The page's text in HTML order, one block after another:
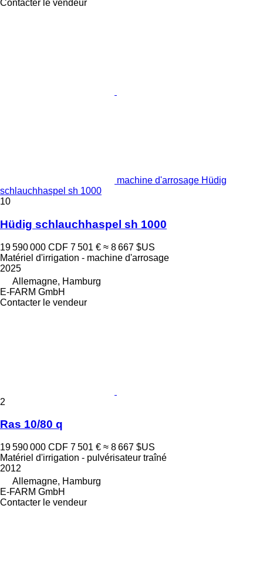
Contacter le vendeur
machine d'arrosage Hüdig
schlauchhaspel sh 1000
10
Hüdig schlauchhaspel sh 1000
19 590 000 CDF 7 501 € ≈ 8 667 $US
Matériel d'irrigation - machine d'arrosage
2025
Allemagne, Hamburg
E-FARM GmbH
Contacter le vendeur
2
Ras 10/80 q
19 590 000 CDF 7 501 € ≈ 8 667 $US
Matériel d'irrigation - pulvérisateur traîné
2012
Allemagne, Hamburg
E-FARM GmbH
Contacter le vendeur